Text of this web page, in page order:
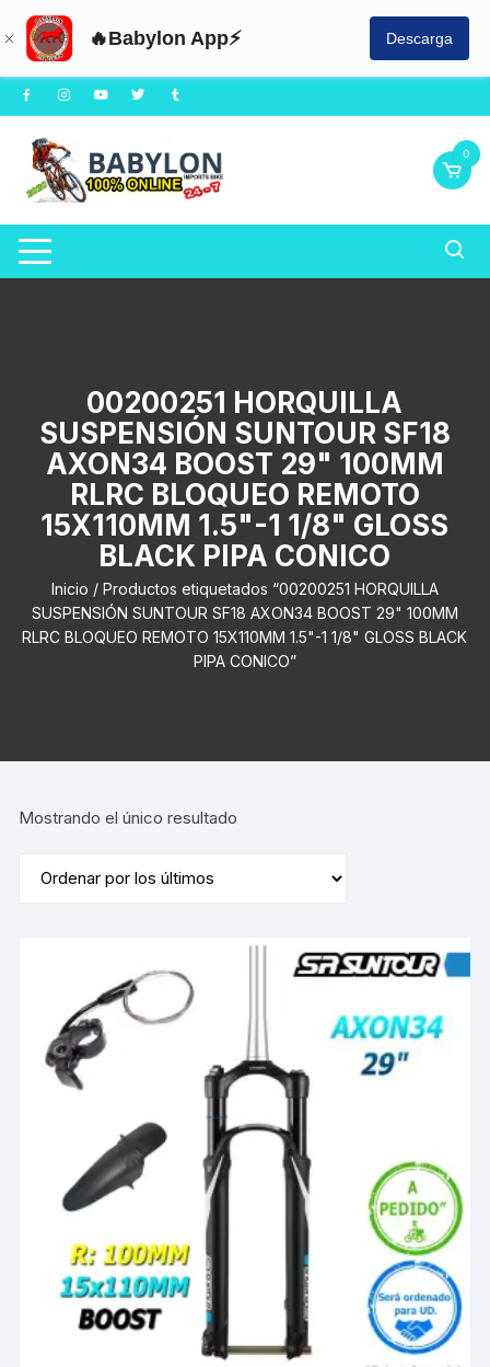
🔥Babylon App⚡ Descarga
Saltar
al
contenido
0
00200251 HORQUILLA
SUSPENSIÓN SUNTOUR SF18
AXON34 BOOST 29" 100MM
RLRC BLOQUEO REMOTO
15X110MM 1.5"-1 1/8" GLOSS
BLACK PIPA CONICO
Inicio / Productos etiquetados “00200251 HORQUILLA
SUSPENSIÓN SUNTOUR SF18 AXON34 BOOST 29" 100MM
RLRC BLOQUEO REMOTO 15X110MM 1.5"-1 1/8" GLOSS BLACK
PIPA CONICO”
Mostrando el único resultado